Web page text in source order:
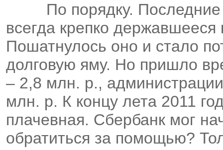
По порядку.
всегда крепко державшееся
Пошатнулось оно и стало
долговую яму. Но пришло
– 2,8 млн. р.,
млн. р. К концу лета 2011
плачевная. Сбербанк мог
обратиться за помощью?